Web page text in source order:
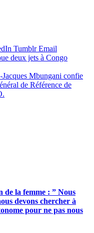
Tumblr Email
deux jets à Congo
Mbungani confie
de Référence de
de la femme : ” Nous
devons chercher à
pour ne pas nous